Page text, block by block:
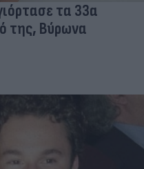
τα 33α
της, Βύρωνα